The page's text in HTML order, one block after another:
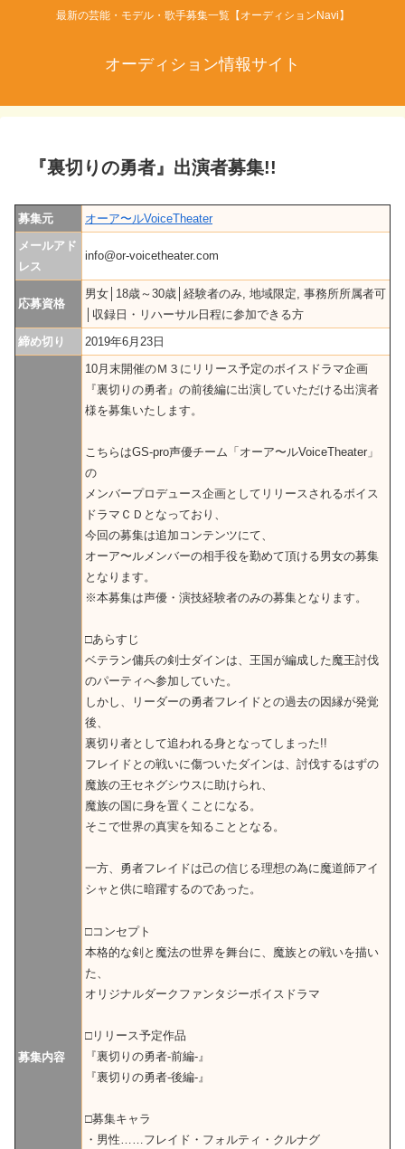
最新の芸能・モデル・歌手募集一覧【オーディションNavi】
オーディション情報サイト
『裏切りの勇者』出演者募集!!
募集元
オーア〜ルVoiceTheater
メールアド
レス
info@or-voicetheater.com
応募資格
男女│18歳～30歳│経験者のみ, 地域限定, 事務所所属者可
│収録日・リハーサル日程に参加できる方
締め切り
2019年6月23日
募集内容
10月末開催のＭ３にリリース予定のボイスドラマ企画
『裏切りの勇者』の前後編に出演していただける出演者
様を募集いたします。
こちらはGS-pro声優チーム「オーア〜ルVoiceTheater」
の
メンバープロデュース企画としてリリースされるボイス
ドラマＣＤとなっており、
今回の募集は追加コンテンツにて、
オーア〜ルメンバーの相手役を勤めて頂ける男女の募集
となります。
※本募集は声優・演技経験者のみの募集となります。
□あらすじ
ベテラン傭兵の剣士ダインは、王国が編成した魔王討伐
のパーティへ参加していた。
しかし、リーダーの勇者フレイドとの過去の因縁が発覚
後、
裏切り者として追われる身となってしまった!!
フレイドとの戦いに傷ついたダインは、討伐するはずの
魔族の王セネグシウスに助けられ、
魔族の国に身を置くことになる。
そこで世界の真実を知ることとなる。
一方、勇者フレイドは己の信じる理想の為に魔道師アイ
シャと供に暗躍するのであった。
□コンセプト
本格的な剣と魔法の世界を舞台に、魔族との戦いを描い
た、
オリジナルダークファンタジーボイスドラマ
□リリース予定作品
『裏切りの勇者-前編-』
『裏切りの勇者-後編-』
□募集キャラ
・男性……フレイド・フォルティ・クルナグ